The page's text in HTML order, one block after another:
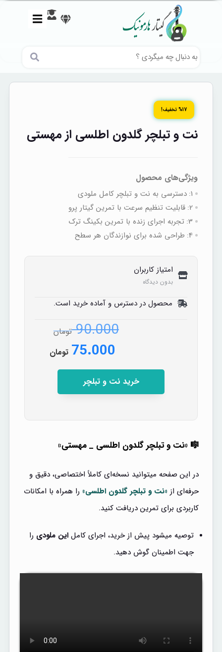
%17 تخفیف!
نت و تبلچر گلدون اطلسی از مهستی
ویژگی‌های محصول
1: دسترسی به نت‌ و تبلچر کامل ملودی
2: قابلیت تنظیم سرعت با تمرین گیتار پرو
3: تجربه اجرای زنده با تمرین بکینگ‌ ترک
4: طراحی شده برای نوازندگان هر سطح
امتیاز کاربران
بدون دیدگاه
محصول در دسترس و آماده خرید است.
90.000 تومان
75.000 تومان
خرید نت و تبلچر
🎼 «نت و تبلچر گلدون اطلسی _ مهستی»
در این صفحه میتوانید نسخه‌ای کاملاً اختصاصی، دقیق و
حرفه‌ای از «نت و تبلچر گلدون اطلسی» را همراه با امکانات
کاربردی برای تمرین دریافت کنید.
توصیه میشود پیش از خرید، اجرای کامل این ملودی را
جهت اطمینان گوش دهید.